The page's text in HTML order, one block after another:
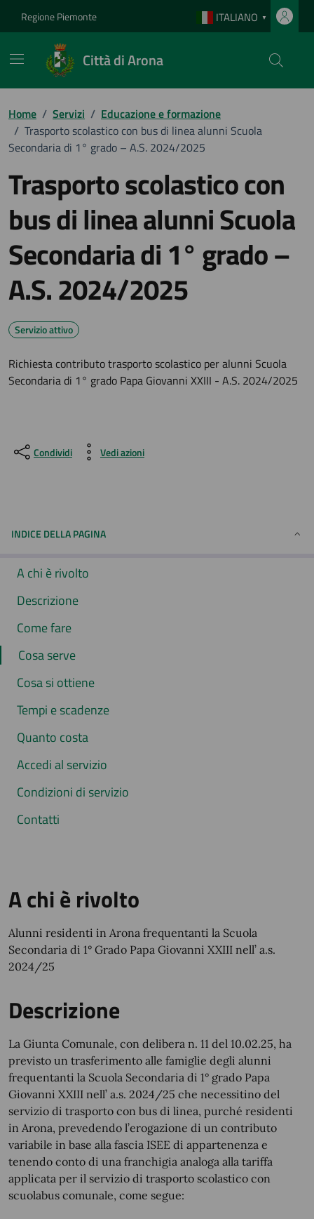
Regione Piemonte ITALIANO ▼
Città di Arona
Home / Servizi / Educazione e formazione
/ Trasporto scolastico con bus di linea alunni Scuola
Secondaria di 1° grado – A.S. 2024/2025
Trasporto scolastico con
bus di linea alunni Scuola
Secondaria di 1° grado –
A.S. 2024/2025
Servizio attivo
Richiesta contributo trasporto scolastico per alunni Scuola
Secondaria di 1° grado Papa Giovanni XXIII - A.S. 2024/2025
Condividi Vedi azioni
INDICE DELLA PAGINA
A chi è rivolto
Descrizione
Come fare
Cosa serve
Cosa si ottiene
Tempi e scadenze
Quanto costa
Accedi al servizio
Condizioni di servizio
Contatti
A chi è rivolto
Alunni residenti in Arona frequentanti la Scuola
Secondaria di 1° Grado Papa Giovanni XXIII nell’ a.s.
2024/25
Descrizione
La Giunta Comunale, con delibera n. 11 del 10.02.25, ha
previsto un trasferimento alle famiglie degli alunni
frequentanti la Scuola Secondaria di 1° grado Papa
Giovanni XXIII nell’ a.s. 2024/25 che necessitino del
servizio di trasporto con bus di linea, purché residenti
in Arona, prevedendo l’erogazione di un contributo
variabile in base alla fascia ISEE di appartenenza e
tenendo conto di una franchigia analoga alla tariffa
applicata per il servizio di trasporto scolastico con
scuolabus comunale, come segue: